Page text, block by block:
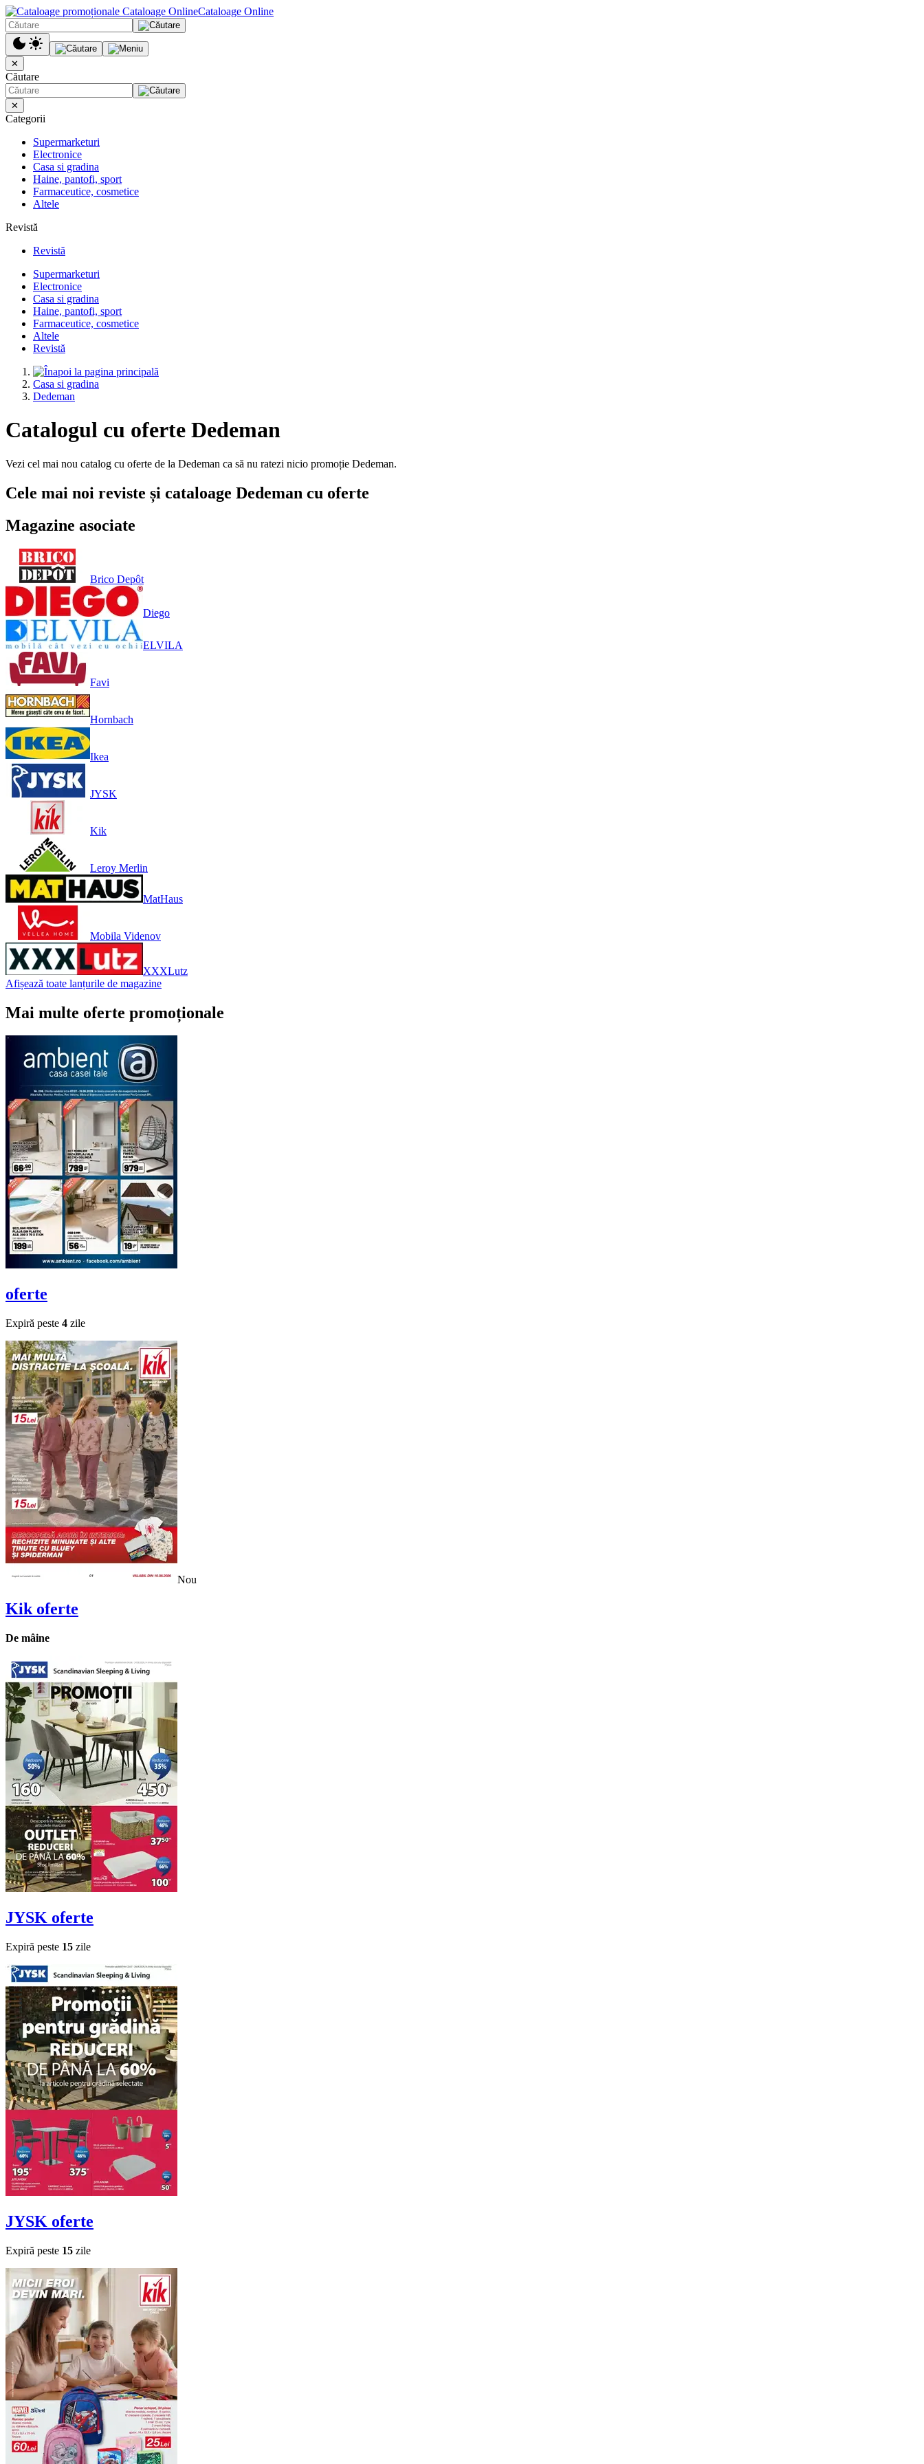
Cataloage Online
✕
Căutare
✕
Categorii
Supermarketuri
Electronice
Casa si gradina
Haine, pantofi, sport
Farmaceutice, cosmetice
Altele
Revistă
Revistă
Supermarketuri
Electronice
Casa si gradina
Haine, pantofi, sport
Farmaceutice, cosmetice
Altele
Revistă
Casa si gradina
Dedeman
Catalogul cu oferte Dedeman
Vezi cel mai nou catalog cu oferte de la Dedeman ca să nu ratezi nicio promoție Dedeman.
Cele mai noi reviste și cataloage Dedeman cu oferte
Magazine asociate
Brico Depôt
Diego
ELVILA
Favi
Hornbach
Ikea
JYSK
Kik
Leroy Merlin
MatHaus
Mobila Videnov
XXXLutz
Afișează toate lanțurile de magazine
Mai multe oferte promoționale
oferte
Expiră peste 4 zile
Nou
Kik oferte
De mâine
JYSK oferte
Expiră peste 15 zile
JYSK oferte
Expiră peste 15 zile